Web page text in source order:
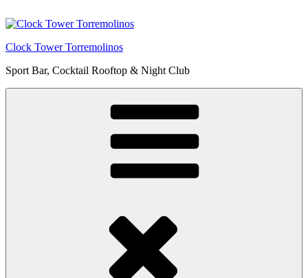
al
Clock Tower Torremolinos
Sport Bar, Cocktail Rooftop & Night Club